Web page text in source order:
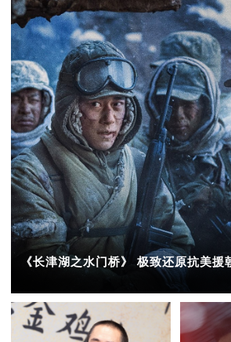
《长津湖之水门桥》 极致还原抗美援